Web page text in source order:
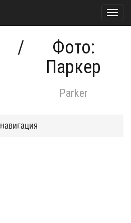
/
Фото:
Паркер
Parker
навигация